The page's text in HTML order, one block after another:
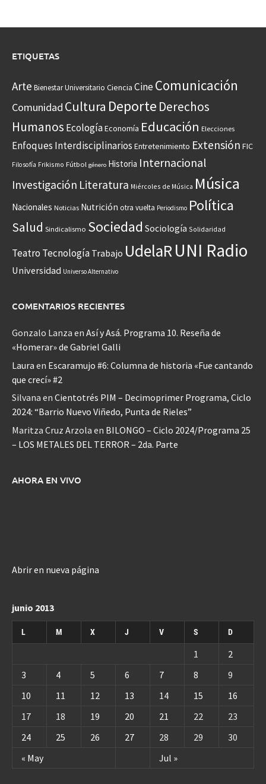
ETIQUETAS
Arte Bienestar Universitario Ciencia CineComunicación
Comunidad Cultura Deporte Derechos
Humanos EcologíaEconomía Educación Elecciones
Enfoques Interdisciplinarios Entretenimiento Extensión FIC
Filosofía Frikismo Fútbol género Historia Internacional
Investigación Literatura Miércoles de Música Música
Nacionales Noticias Nutrición otra vuelta Periodismo Política
Salud Sindicalismo Sociedad Sociología Solidaridad
Teatro Tecnología Trabajo UdelaRUNI Radio
Universidad Universo Alternativo
COMENTARIOS RECIENTES
Gonzalo Lanza en Así y Asá. Programa 10. Reseña de
«Homerar» de Gabriel Galli
Laura en Escaramujo #6: Columna de historia «Fue cantando
que crecí» #2
Silvana en Cientotrés PIM – Decimoprimer Programa, Ciclo
2024: “Barrio Nuevo Viñedo, Punta de Rieles”
Maritza Cruz Arzola en BILONGO – Ciclo 2024/Programa 25
– LOS METALES DEL TERROR – 2da. Parte
AHORA EN VIVO
Abrir en nueva página
junio 2013
L M X J V S D
« May Jul »
1
2
3
4 5 6 7 8
9
10
11 12 13 14 15
16
17
18 19 20 21 22
23
24
25 26 27 28 29 30